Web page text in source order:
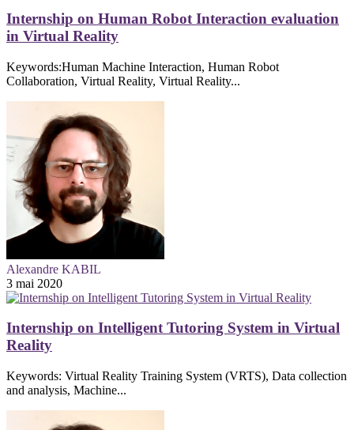
Internship on Human Robot Interaction evaluation
in Virtual Reality
Keywords:Human Machine Interaction, Human Robot
Collaboration, Virtual Reality, Virtual Reality...
Alexandre KABIL
3 mai 2020
Internship on Intelligent Tutoring System in Virtual
Reality
Keywords: Virtual Reality Training System (VRTS), Data collection
and analysis, Machine...